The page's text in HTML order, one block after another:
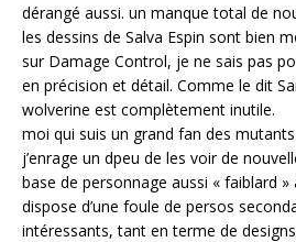
dérangé aussi. un manque total de
les dessins de Salva Espin sont bien
sur Damage Control, je ne sais pas
en précision et détail. Comme le dit
wolverine est complètement inutile.
moi qui suis un grand fan des
j’enrage un dpeu de les voir de
base de personnage aussi « faiblard
dispose d’une foule de persos
intéressants, tant en terme de